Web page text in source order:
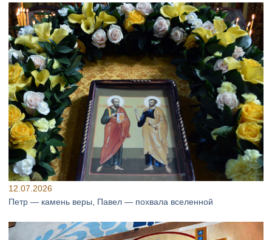
12.07.2026
Петр — камень веры, Павел — похвала вселенной